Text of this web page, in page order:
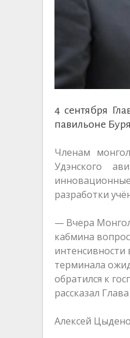
4 сентября
павильоне
Членам
Удэнского
разработки
— Вчера
кабмина
терминала
обратился к
рассказал
Алексей